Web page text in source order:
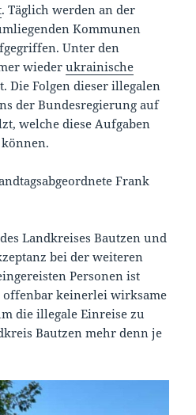
. Täglich werden an der
Kommunen
Unter den
wiederukrainische
Die Folgen dieser illegalen
der Bundesregierung auf
welche diese Aufgaben
Frank
Landkreises Bautzen und
bei der weiteren
Personen ist
offenbar keinerlei wirksame
die illegale Einreise zu
Bautzen mehr denn je